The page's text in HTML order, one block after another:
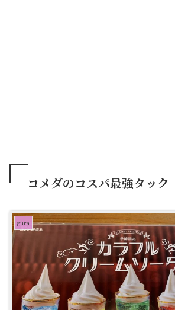
コメダのコスパ最強タック
gura